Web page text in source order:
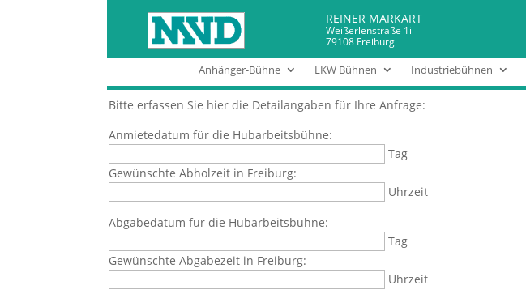
REINER MARKART
Weißerlenstraße 1i
79108 Freiburg
Anhänger-Bühne LKW Bühnen Industriebühnen
Anfrage-Scherenbühnen
Bitte erfassen Sie hier die Detailangaben für Ihre Anfrage:
Anmietedatum für die Hubarbeitsbühne:
Tag
Gewünschte Abholzeit in Freiburg:
Uhrzeit
Abgabedatum für die Hubarbeitsbühne:
Tag
Gewünschte Abgabezeit in Freiburg:
Uhrzeit